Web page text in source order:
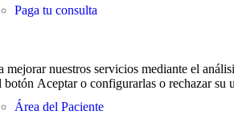
Paga tu consulta
Área del Paciente
nuestros servicios mediante el
botón Aceptaro configurarlas o rechazar su